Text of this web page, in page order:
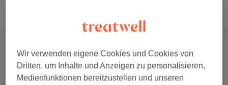
Alle Massage Körper
Wir verwenden eigene Cookies und Cookies von
Dritten, um Inhalte und Anzeigen zu personalisieren,
Medienfunktionen bereitzustellen und unseren